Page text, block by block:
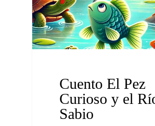
Cuento El Pez
Curioso y el
Sabio